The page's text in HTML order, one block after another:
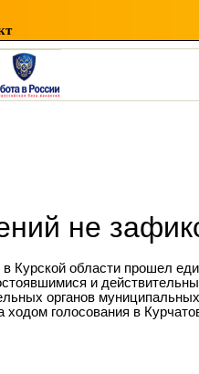
не
в Курской области прошел
и
органов
ходом голосования в